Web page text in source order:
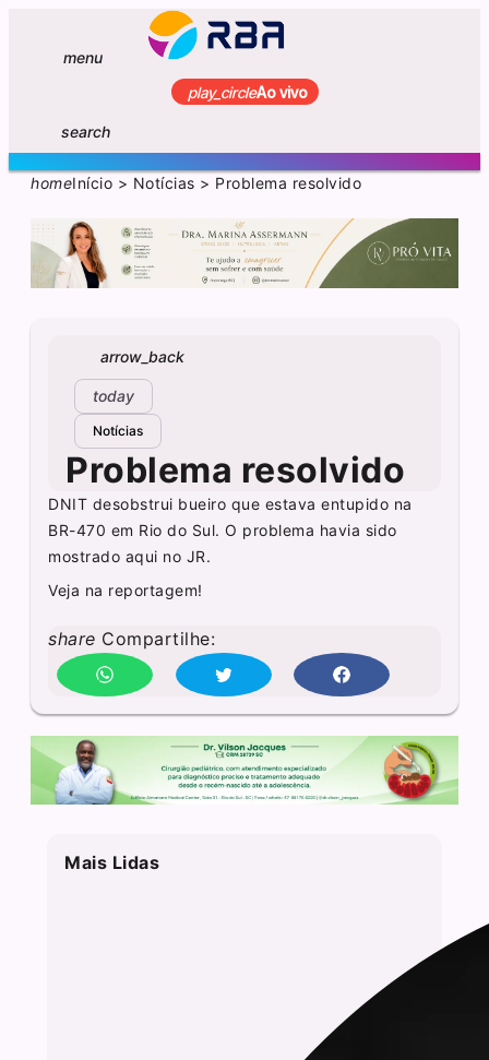
menu
play_circleAo vivo
search
homeInício > Notícias > Problema resolvido
arrow_back
today
Notícias
Problema resolvido
DNIT desobstrui bueiro que estava entupido na
BR-470 em Rio do Sul. O problema havia sido
mostrado aqui no JR.
Veja na reportagem!
share Compartilhe:
Mais Lidas